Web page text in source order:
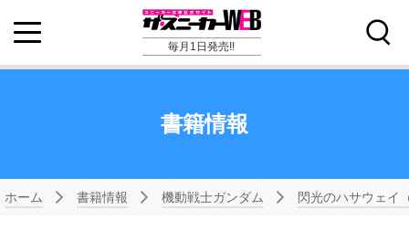
毎月1日発売!!
書籍情報
ホーム 書籍情報 機動戦士ガンダム 閃光のハサウェイ